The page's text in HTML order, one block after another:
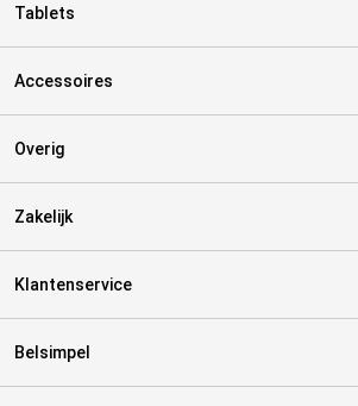
Tablets
Accessoires
Overig
Zakelijk
Klantenservice
Belsimpel